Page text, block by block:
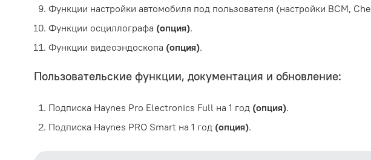
Функции настройки автомобиля под пользователя (настройки BCM,
Функции осциллографа (опция).
Функции видеоэндоскопа (опция).
Пользовательские функции, документация и обновление:
Подписка Haynes Pro Electronics Full на 1 год (опция).
Подписка Haynes PRO Smart на 1 год (опция).